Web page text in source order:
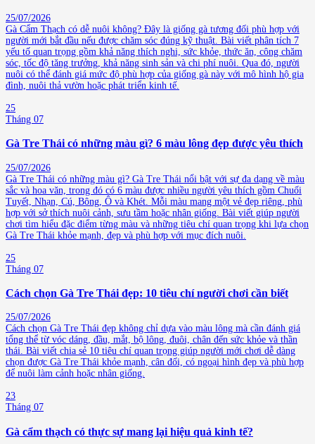
25/07/2026
Gà Cẩm Thạch có dễ nuôi không? Đây là giống gà tương đối phù hợp với
người mới bắt đầu nếu được chăm sóc đúng kỹ thuật. Bài viết phân tích 7
yếu tố quan trọng gồm khả năng thích nghi, sức khỏe, thức ăn, công chăm
sóc, tốc độ tăng trưởng, khả năng sinh sản và chi phí nuôi. Qua đó, người
nuôi có thể đánh giá mức độ phù hợp của giống gà này với mô hình hộ gia
đình, nuôi thả vườn hoặc phát triển kinh tế.
25
Tháng 07
Gà Tre Thái có những màu gì? 6 màu lông đẹp được yêu thích
25/07/2026
Gà Tre Thái có những màu gì? Gà Tre Thái nổi bật với sự đa dạng về màu
sắc và hoa văn, trong đó có 6 màu được nhiều người yêu thích gồm Chuối
Tuyết, Nhạn, Cú, Bông, Ô và Khét. Mỗi màu mang một vẻ đẹp riêng, phù
hợp với sở thích nuôi cảnh, sưu tầm hoặc nhân giống. Bài viết giúp người
chơi tìm hiểu đặc điểm từng màu và những tiêu chí quan trọng khi lựa chọn
Gà Tre Thái khỏe mạnh, đẹp và phù hợp với mục đích nuôi.
25
Tháng 07
Cách chọn Gà Tre Thái đẹp: 10 tiêu chí người chơi cần biết
25/07/2026
Cách chọn Gà Tre Thái đẹp không chỉ dựa vào màu lông mà cần đánh giá
tổng thể từ vóc dáng, đầu, mắt, bộ lông, đuôi, chân đến sức khỏe và thần
thái. Bài viết chia sẻ 10 tiêu chí quan trọng giúp người mới chơi dễ dàng
chọn được Gà Tre Thái khỏe mạnh, cân đối, có ngoại hình đẹp và phù hợp
để nuôi làm cảnh hoặc nhân giống.
23
Tháng 07
Gà cẩm thạch có thực sự mang lại hiệu quả kinh tế?